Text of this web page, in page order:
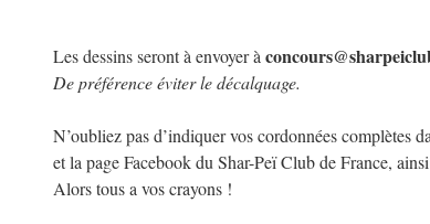
Les dessins seront à envoyer à
De préférence éviter le décalquage.
N’oubliez pas d’indiquer vos cordonnées complètes
et la page Facebook du Shar-Peï Club de France,
Alors tous a vos crayons !